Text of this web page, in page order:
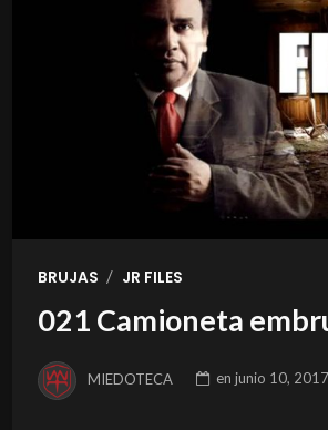
BRUJAS / JR FILES
021 Camioneta
MIEDOTECA enjunio 10, 2017